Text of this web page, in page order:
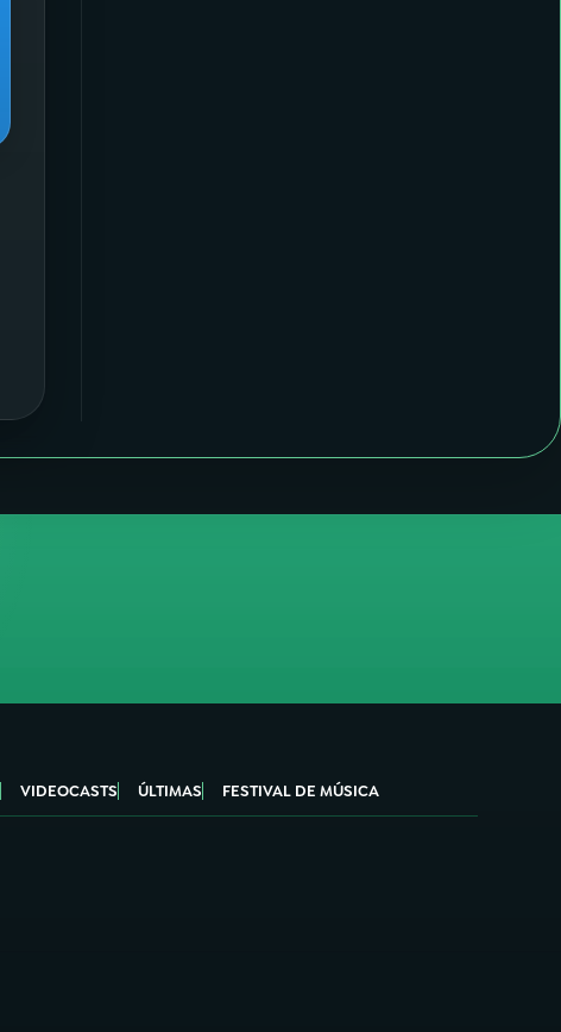
VIDEOCASTS ÚLTIMAS FESTIVAL DE MÚSICA